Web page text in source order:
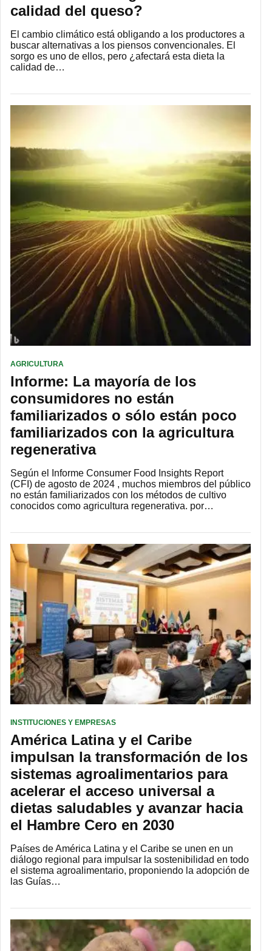
calidad del queso?
El cambio climático está obligando a los productores a
buscar alternativas a los piensos convencionales. El
sorgo es uno de ellos, pero ¿afectará esta dieta la
calidad de…
AGRICULTURA
Informe: La mayoría de los
consumidores no están
familiarizados o sólo están poco
familiarizados con la agricultura
regenerativa
Según el Informe Consumer Food Insights Report
(CFI) de agosto de 2024 , muchos miembros del público
no están familiarizados con los métodos de cultivo
conocidos como agricultura regenerativa. por…
INSTITUCIONES Y EMPRESAS
América Latina y el Caribe
impulsan la transformación de los
sistemas agroalimentarios para
acelerar el acceso universal a
dietas saludables y avanzar hacia
el Hambre Cero en 2030
Países de América Latina y el Caribe se unen en un
diálogo regional para impulsar la sostenibilidad en todo
el sistema agroalimentario, proponiendo la adopción de
las Guías…